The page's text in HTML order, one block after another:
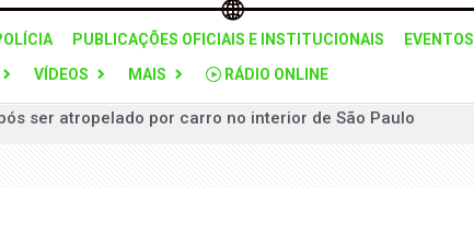
PUBLICAÇÕES OFICIAIS E INSTITUCIONAIS EVENTOS
VÍDEOS MAIS RÁDIO ONLINE
furtados e apreende veículo com sinais adulterados